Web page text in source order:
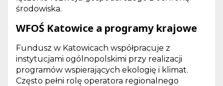
środowiska.
WFOŚ Katowice a programy krajowe
Fundusz w Katowicach współpracuje z
instytucjami ogólnopolskimi przy realizacji
programów wspierających ekologię i klimat.
Często pełni rolę operatora regionalnego